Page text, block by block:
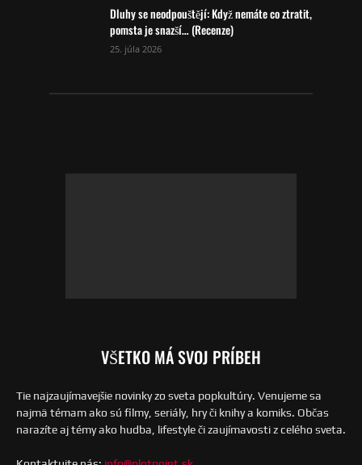
Dluhy se neodpouštějí: Když nemáte co ztratit,
pomsta je snazší… (Recenze)
25. júla 2026
VŠETKO MÁ SVOJ PRÍBEH
Tie najzaujímavejšie novinky zo sveta popkultúry. Venujeme sa
najmä témam ako sú filmy, seriály, hry či knihy a komiks. Občas
narazíte aj témy ako hudba, lifestyle či zaujímavosti z celého sveta.